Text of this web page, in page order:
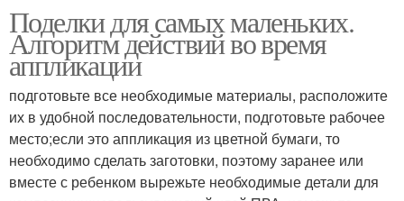
Поделки для самых маленьких.
Алгоритм действий во время
аппликации
подготовьте все необходимые материалы, расположите
их в удобной последовательности, подготовьте рабочее
место;если это аппликация из цветной бумаги, то
необходимо сделать заготовки, поэтому заранее или
вместе с ребенком вырежьте необходимые детали для